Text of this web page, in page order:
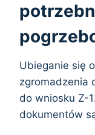
Ubieganie się
zgromadzenia
do wniosku Z-
dokumentów